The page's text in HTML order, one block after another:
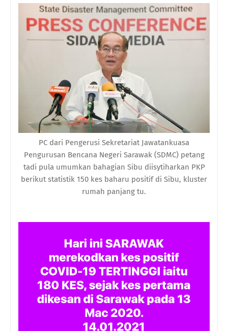
PC dari Pengerusi Sekretariat Jawatankuasa
Pengurusan Bencana Negeri Sarawak (SDMC) petang
tadi pula umumkan bahagian Sibu diisytiharkan PKP
berikut statistik 150 kes baharu positif di Sibu, kluster
rumah panjang tu.